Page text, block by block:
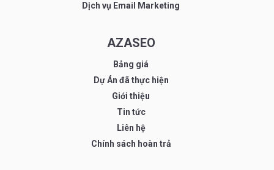
Dịch vụ Email Marketing
AZASEO
Bảng giá
Dự Án đã thực hiện
Giới thiệu
Tin tức
Liên hệ
Chính sách hoàn trả